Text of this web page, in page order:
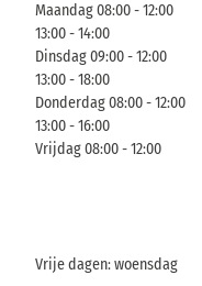
Maandag 08:00 - 12:00
13:00 - 14:00
Dinsdag 09:00 - 12:00
13:00 - 18:00
Donderdag 08:00 - 12:00
13:00 - 16:00
Vrijdag 08:00 - 12:00
Vrije dagen: woensdag